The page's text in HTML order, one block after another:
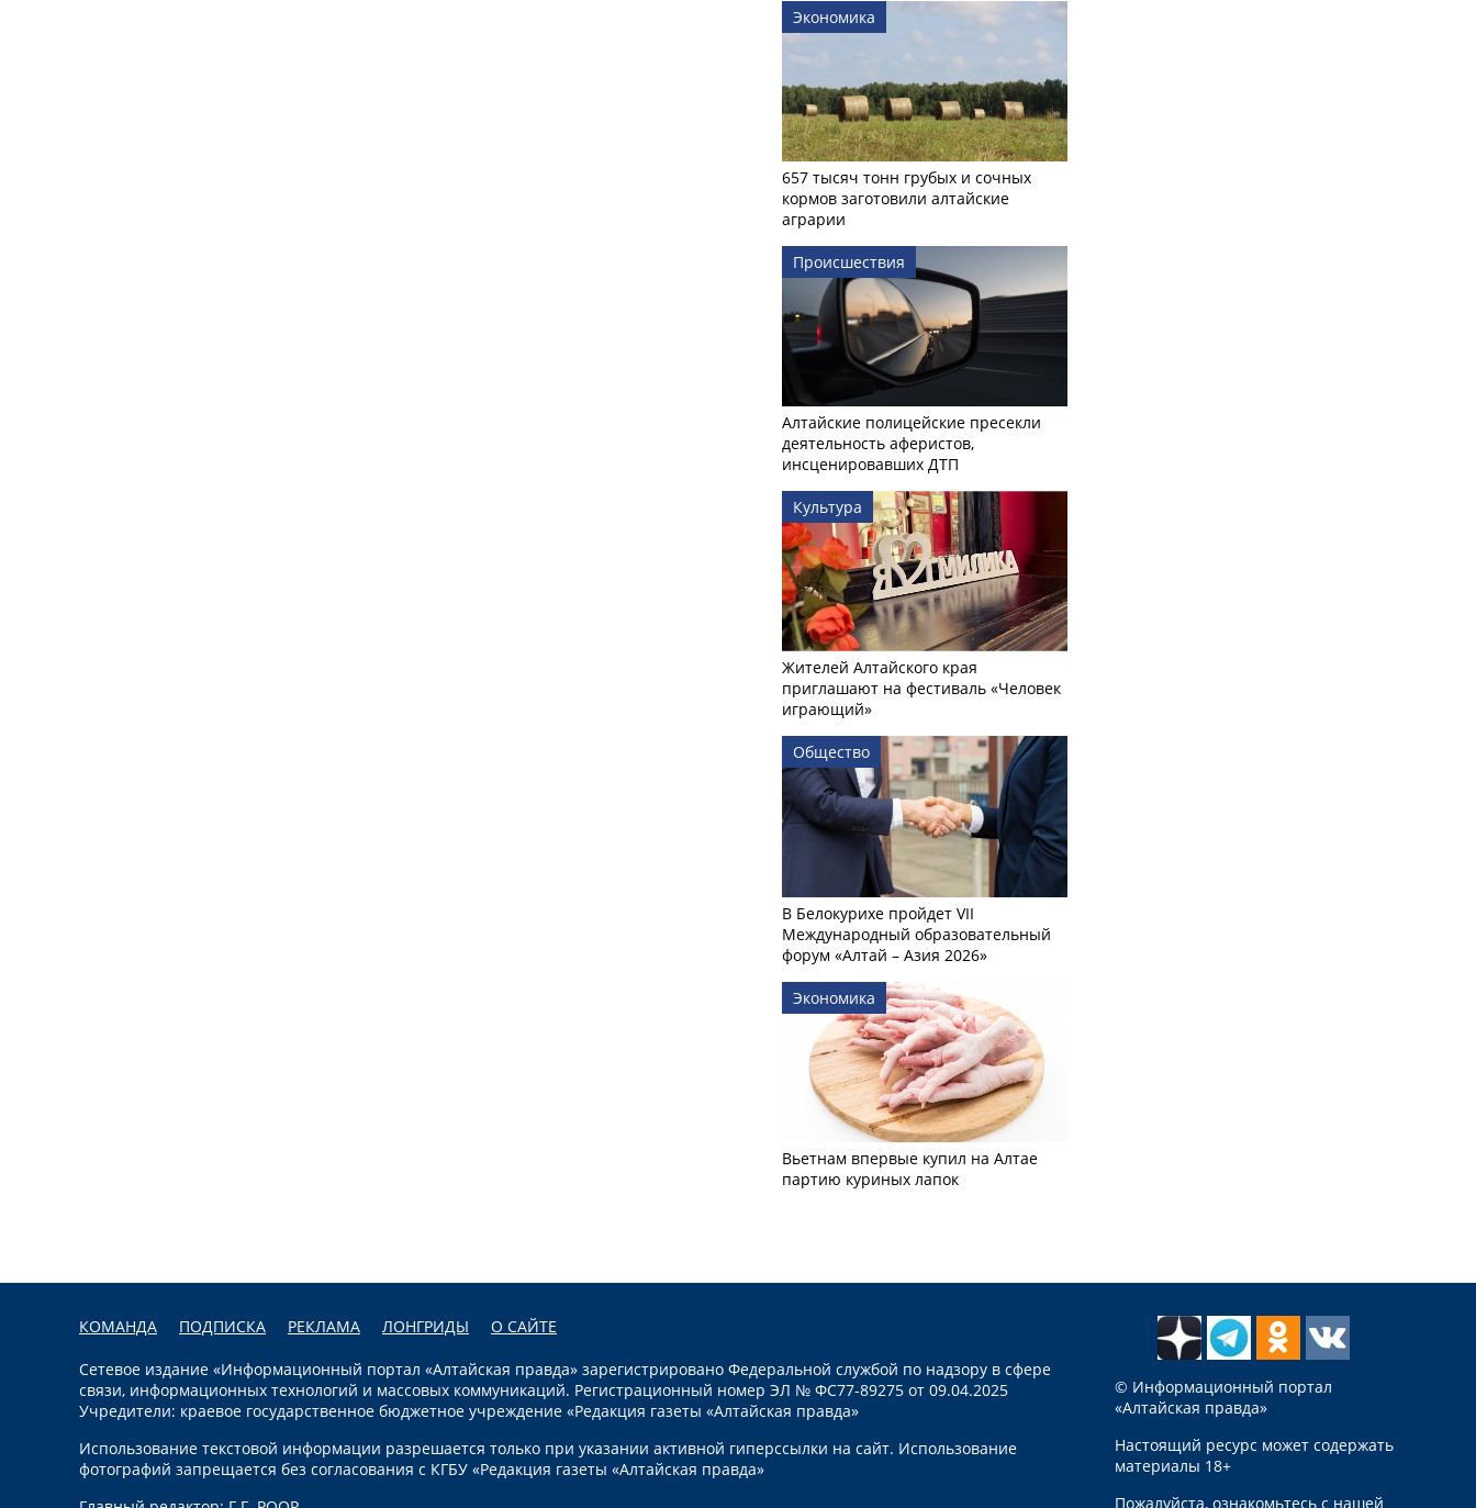
Экономика
657 тысяч тонн грубых и сочных
кормов заготовили алтайские
аграрии
Происшествия
Алтайские полицейские пресекли
деятельность аферистов,
инсценировавших ДТП
Культура
Жителей Алтайского края
приглашают на фестиваль «Человек
играющий»
Общество
В Белокурихе пройдет VII
Международный образовательный
форум «Алтай – Азия 2026»
Экономика
Вьетнам впервые купил на Алтае
партию куриных лапок
КОМАНДА ПОДПИСКА РЕКЛАМА ЛОНГРИДЫ О САЙТЕ
Сетевое издание «Информационный портал «Алтайская правда» зарегистрировано Федеральной службой по надзору в сфере
связи, информационных технологий и массовых коммуникаций. Регистрационный номер ЭЛ № ФС77-89275 от 09.04.2025
Учредители: краевое государственное бюджетное учреждение «Редакция газеты «Алтайская правда»
Использование текстовой информации разрешается только при указании активной гиперссылки на сайт. Использование
фотографий запрещается без согласования с КГБУ «Редакция газеты «Алтайская правда»
© Информационный портал
«Алтайская правда»
Настоящий ресурс может содержать
материалы 18+
Пожалуйста, ознакомьтесь с нашей